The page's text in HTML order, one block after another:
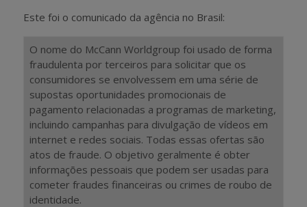
Este foi o comunicado da agência no Brasil:
O nome do McCann Worldgroup foi usado de forma
fraudulenta por terceiros para solicitar que os
consumidores se envolvessem em uma série de
supostas oportunidades promocionais de
pagamento relacionadas a programas de marketing,
incluindo campanhas para divulgação de vídeos em
internet e redes sociais. Todas essas ofertas são
atos de fraude. O objetivo geralmente é obter
informações pessoais que podem ser usadas para
cometer fraudes financeiras ou crimes de roubo de
identidade.